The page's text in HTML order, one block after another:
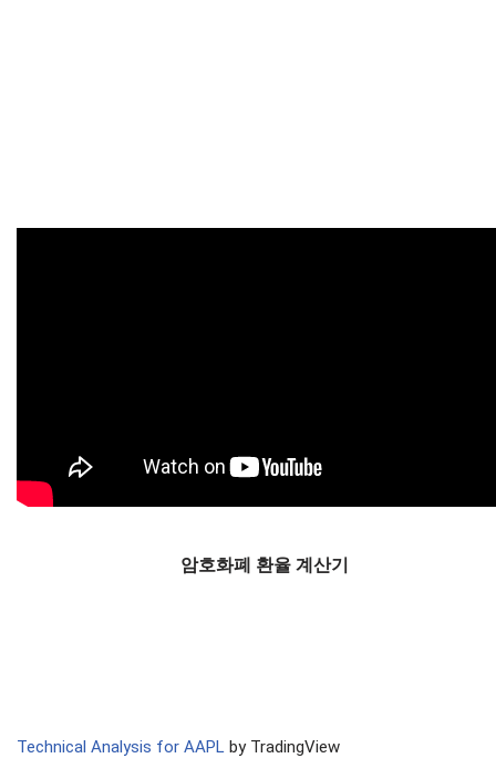
암호화폐 환율 계산기
Technical Analysis for AAPL by TradingView